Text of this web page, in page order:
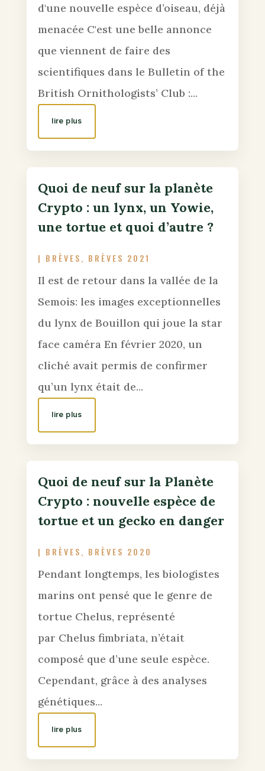
d'une nouvelle espèce d’oiseau, déjà
menacée C'est une belle annonce
que viennent de faire des
scientifiques dans le Bulletin of the
British Ornithologists’ Club :...
lire plus
Quoi de neuf sur la planète
Crypto : un lynx, un Yowie,
une tortue et quoi d’autre ?
| BRÈVES, BRÈVES 2021
Il est de retour dans la vallée de la
Semois: les images exceptionnelles
du lynx de Bouillon qui joue la star
face caméra En février 2020, un
cliché avait permis de confirmer
qu’un lynx était de...
lire plus
Quoi de neuf sur la Planète
Crypto : nouvelle espèce de
tortue et un gecko en danger
| BRÈVES, BRÈVES 2020
Pendant longtemps, les biologistes
marins ont pensé que le genre de
tortue Chelus, représenté
par Chelus fimbriata, n’était
composé que d’une seule espèce.
Cependant, grâce à des analyses
génétiques...
lire plus